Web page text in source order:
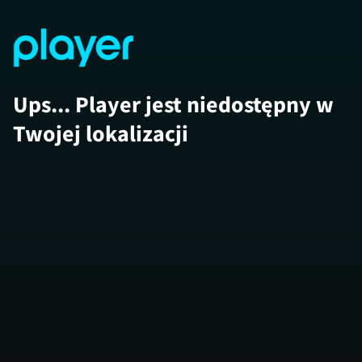
Ups... Player jest niedostępny w
Twojej lokalizacji